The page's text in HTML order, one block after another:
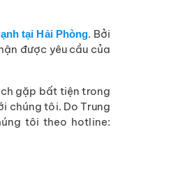
tại Hải Phòng. Bởi
được yêu cầu của
gặp bất tiện trong
chúng tôi. Do Trung
tôi theo hotline: